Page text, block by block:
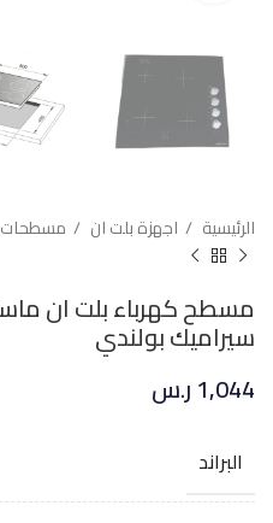
الرئيسية اجهزة بلت ان مسطحات
سيراميك بولندي
1,044ر.س
البراند